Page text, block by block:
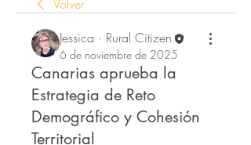
Volver
Jessica · Rural Citizen
6 de noviembre de 2025
Canarias aprueba la
Estrategia de Reto
Demográfico y Cohesión
Territorial